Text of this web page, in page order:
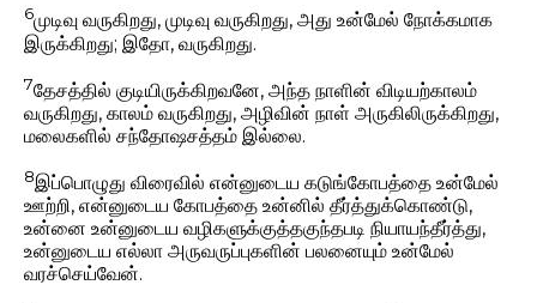
6முடிவு வருகிறது, முடிவு வருகிறது, அது உன்மேல் நோக்கமாக
இருக்கிறது; இதோ, வருகிறது.
7தேசத்தில் குடியிருக்கிறவனே, அந்த நாளின் விடியற்காலம்
வருகிறது, காலம் வருகிறது, அழிவின் நாள் அருகிலிருக்கிறது,
மலைகளில் சந்தோஷசத்தம் இல்லை.
8இப்பொழுது விரைவில் என்னுடைய கடுங்கோபத்தை உன்மேல்
ஊற்றி, என்னுடைய கோபத்தை உன்னில் தீர்த்துக்கொண்டு,
உன்னை உன்னுடைய வழிகளுக்குத்தகுந்தபடி நியாயந்தீர்த்து,
உன்னுடைய எல்லா அருவருப்புகளின் பலனையும் உன்மேல்
வரச்செய்வேன்.